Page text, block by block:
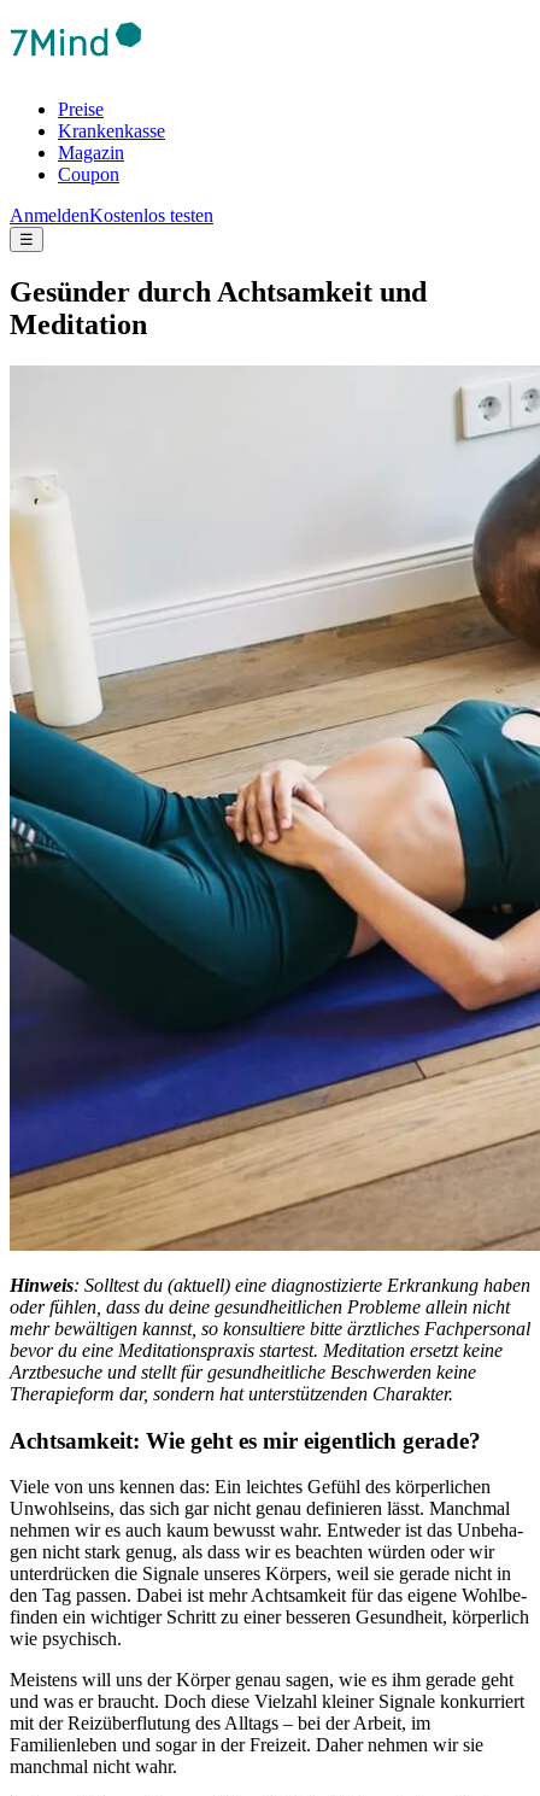
Preise
Krankenkasse
Magazin
Coupon
AnmeldenKostenlos testen
☰
Gesünder durch Achtsamkeit und
Meditation
Hin­weis: Solltest du (aktuell) eine diagnostizierte Erkrankung haben
oder fühlen, dass du deine gesundheitlichen Probleme allein nicht
mehr bewältigen kannst, so konsultiere bitte ärztliches Fachpersonal
bevor du eine Meditationspraxis startest. Meditation ersetzt keine
Arztbesuche und stellt für gesundheitliche Beschwerden keine
Therapieform dar, sondern hat unterstützenden Charakter.
Acht­sam­keit: Wie geht es mir eigent­lich gerade?
Viele von uns kennen das: Ein leich­tes Gefühl des körperlichen
Unwohl­seins, das sich gar nicht genau definieren lässt. Manchmal
nehmen wir es auch kaum bewusst wahr. Ent­we­der ist das Unbe­ha­
gen nicht stark genug, als dass wir es beach­ten würden oder wir
unter­drü­cken die Signale unse­res Kör­pers, weil sie gerade nicht in
den Tag passen. Dabei ist mehr Acht­sam­keit für das eigene Wohl­be­
fin­den ein wich­ti­ger Schritt zu einer bes­se­ren Gesund­heit, körperlich
wie psychisch.
Meistens will uns der Körper genau sagen, wie es ihm gerade geht
und was er braucht. Doch diese Viel­zahl klei­ner Signale kon­kur­riert
mit der Reiz­über­flu­tung des All­tags – bei der Arbeit, im
Familienleben und sogar in der Frei­zeit. Daher nehmen wir sie
manchmal nicht wahr.